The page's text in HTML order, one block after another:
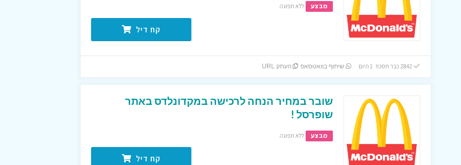
מבצע ללא תפוגה
קח דיל
שיתוף בוואטסאפ העתק URL
שובר במחיר הנחה לרכישה במקדונלדס באתר
שופרסל !
מבצע ללא תפוגה
קח דיל